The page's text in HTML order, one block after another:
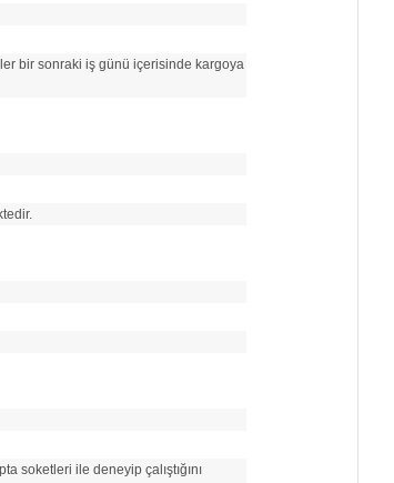
bir sonraki iş günü içerisinde kargoya
soketleri ile deneyip çalıştığını